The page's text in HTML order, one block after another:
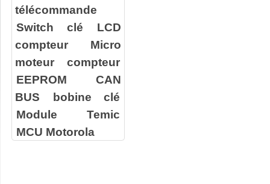
télécommande
Switch clé
LCD
compteur
Micro
moteur compteur
EEPROM
CAN
BUS
bobine clé
Module Temic
MCU Motorola